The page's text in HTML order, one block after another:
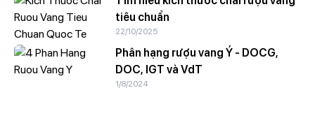
tiêu chuẩn
22/10/2025
Phân hạng rượu vang Ý - DOCG,
DOC, IGT và VdT
1/8/2024